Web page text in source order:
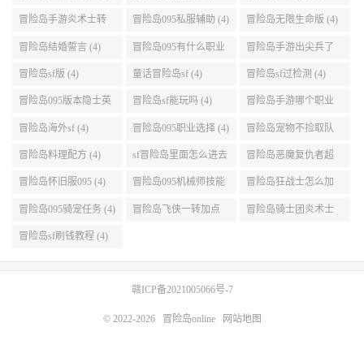
能加点 (4)
冒险岛手游炎术士转
职 (4)
冒险岛095私服辅助 (4) 冒险岛无限生命版 (4)
冒险岛结婚誓言 (4) 冒险岛095有什么职业
(4)
冒险岛手游出尖兵了
吗 (4)
冒险岛sf版 (4) 童话冒险岛sf (4) 冒险岛sf过检测 (4)
冒险岛095版本隐士英
雄后期玩哪个好 (4)
冒险岛sf能玩吗 (4) 冒险岛手游哪个职业
厉害 (4)
冒险岛海外sf (4) 冒险岛095职业选择 (4) 冒险岛宠物不捡取队
友的东西 (4)
冒险岛料理配方 (4) sf冒险岛里面怎么进去
打扎昆啊 (4)
冒险岛恶魔复仇者超
级技能 (4)
冒险岛怀旧服095 (4) 冒险岛095机械师技能
(4)
冒险岛狂战士怎么加
点 (4)
冒险岛095骑宠任务 (4) 冒险岛飞侠一转加点 冒险岛骑士团炎术士
冒险岛sf刷钱教程 (4)
赣ICP备2021005066号-7
© 2022-2026 冒险岛online 网站地图